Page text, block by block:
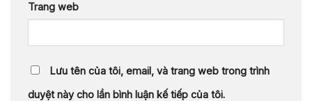
Trang web
Lưu tên của tôi, email, và trang web trong trình
duyệt này cho lần bình luận kế tiếp của tôi.